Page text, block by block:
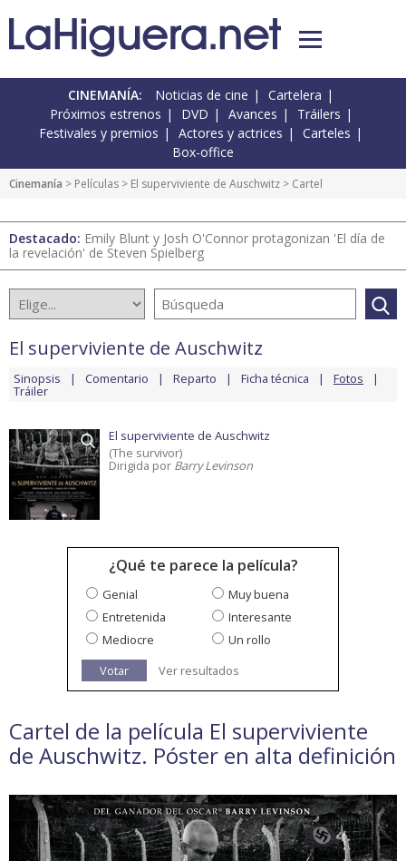
CINEMANÍA: Noticias de cine
Cartelera
Próximos estrenos
DVD Avances
Tráilers
Festivales y premios
Actores y actrices
Carteles
Box-office
Cinemanía > Películas > El superviviente de Auschwitz > Cartel
Destacado: Emily Blunt y Josh O'Connor protagonizan 'El día de
la revelación' de Steven Spielberg
El superviviente de Auschwitz
Sinopsis Comentario Reparto Ficha técnica Fotos
Tráiler
El superviviente de Auschwitz
(The survivor)
Dirigida por Barry Levinson
¿Qué te parece la película?
Genial
Muy buena
Entretenida
Interesante
Mediocre
Un rollo
Votar
Ver resultados
Cartel de la película El superviviente
de Auschwitz. Póster en alta definición